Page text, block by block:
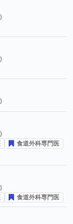
食道外科専門医
食道外科専門医